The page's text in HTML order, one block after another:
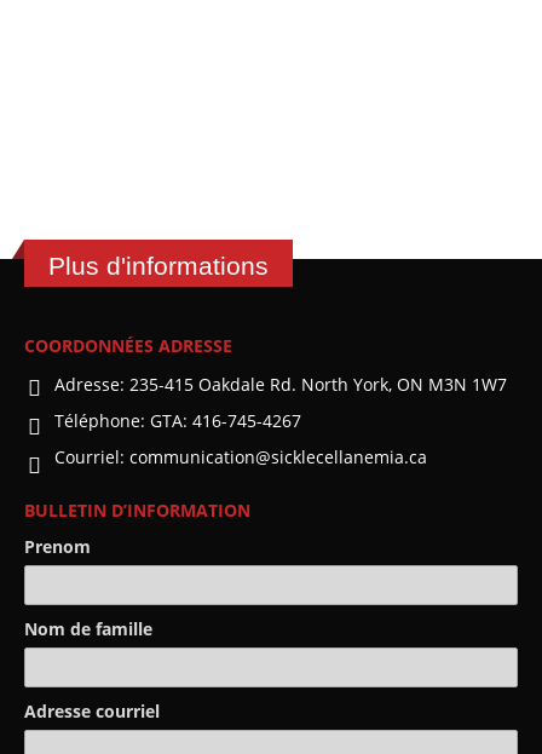
Plus d'informations
COORDONNÉES ADRESSE
Adresse: 235-415 Oakdale Rd. North York, ON M3N 1W7
Téléphone: GTA: 416-745-4267
Courriel: communication@sicklecellanemia.ca
BULLETIN D’INFORMATION
Prenom
Nom de famille
Adresse courriel